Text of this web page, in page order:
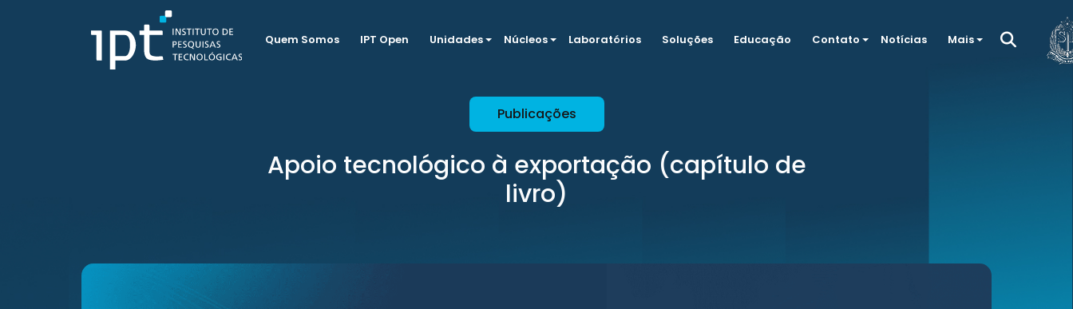
Quem Somos IPT Open Unidades Núcleos Laboratórios Soluções Educação Contato Notícias Mais
Publicações
Apoio tecnológico à exportação (capítulo de
livro)